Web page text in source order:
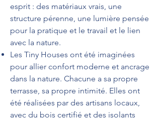
esprit : des matériaux vrais, une
structure pérenne, une lumière pensée
pour la pratique et le travail et le lien
avec la nature.
Les Tiny Houses ont été imaginées
pour allier confort moderne et ancrage
dans la nature. Chacune a sa propre
terrasse, sa propre intimité. Elles ont
été réalisées par des artisans locaux,
avec du bois certifié et des isolants